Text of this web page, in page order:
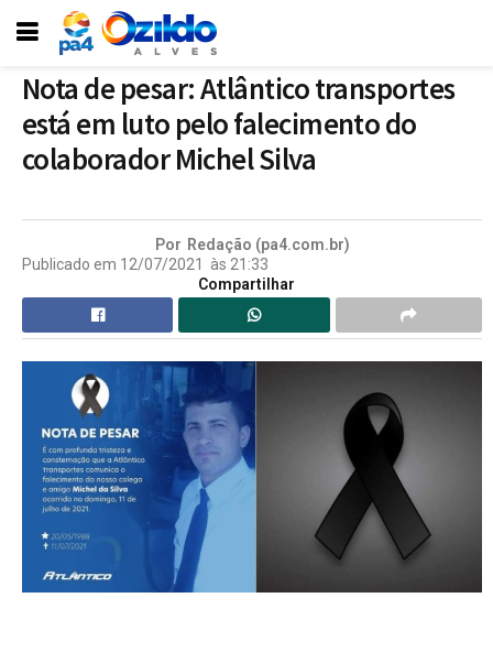
Nota de pesar: Atlântico transportes
está em luto pelo falecimento do
colaborador Michel Silva
Por Redação (pa4.com.br)
Publicado em 12/07/2021 às 21:33
Compartilhar